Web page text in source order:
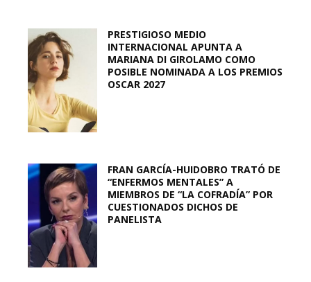
PRESTIGIOSO MEDIO
INTERNACIONAL APUNTA A
MARIANA DI GIROLAMO COMO
POSIBLE NOMINADA A LOS PREMIOS
OSCAR 2027
FRAN GARCÍA-HUIDOBRO TRATÓ DE
“ENFERMOS MENTALES” A
MIEMBROS DE “LA COFRADÍA” POR
CUESTIONADOS DICHOS DE
PANELISTA